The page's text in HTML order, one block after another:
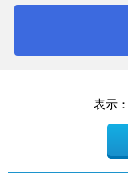
表示：